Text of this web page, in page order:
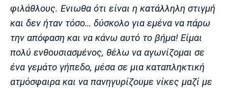
φιλάθλους. Ενιωθα ότι είναι η κατάλληλη στιγμή
και δεν ήταν τόσο… δύσκολο για εμένα να πάρω
την απόφαση και να κάνω αυτό το βήμα! Είμαι
πολύ ενθουσιασμένος, θέλω να αγωνίζομαι σε
ένα γεμάτο γήπεδο, μέσα σε μια καταπληκτική
ατμόσφαιρα και να πανηγυρίζουμε νίκες μαζί με